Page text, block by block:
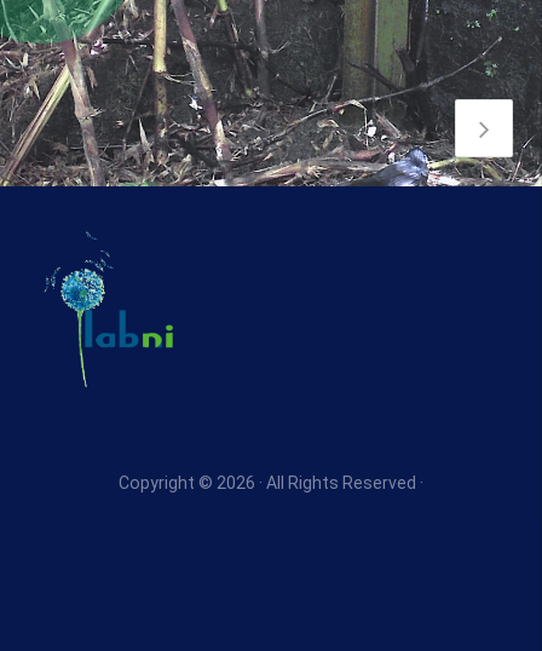
Copyright © 2026 · All Rights Reserved ·